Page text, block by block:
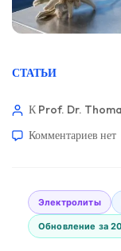
СТАТЬИ
К Prof. Dr.
Комментариев нет
Электролиты
Обновление за